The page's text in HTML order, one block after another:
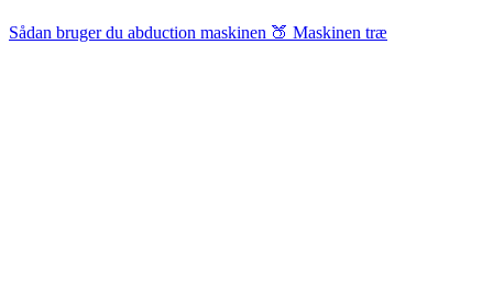
Sådan bruger du abduction maskinen 🍑 Maskinen træ